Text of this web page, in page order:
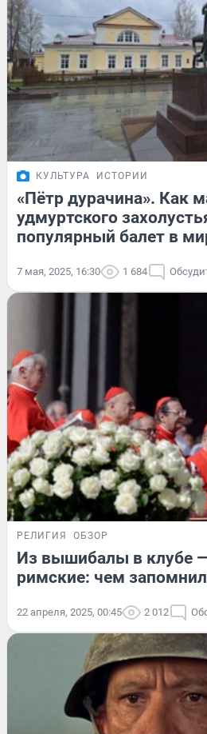
КУЛЬТУРА ИСТОРИИ
«Пётр дурачина». Как
удмуртского
популярный балет в
7 мая, 2025, 16:30 1 684
РЕЛИГИЯ ОБЗОР
Из вышибалы в клубе
римские: чем
22 апреля, 2025, 00:45 2 012